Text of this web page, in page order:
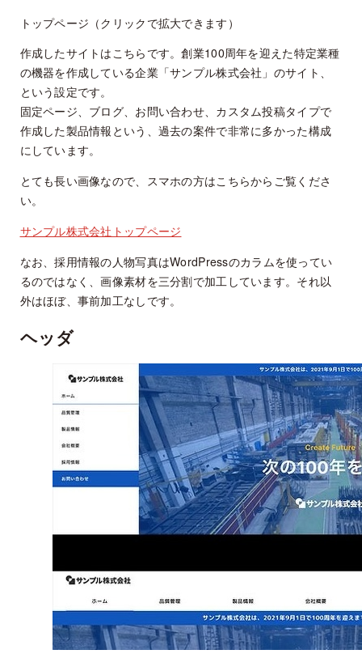
トップページ（クリックで拡大できます）
作成したサイトはこちらです。創業100周年を迎えた特定業種
の機器を作成している企業「サンプル株式会社」のサイト、
という設定です。
固定ページ、ブログ、お問い合わせ、カスタム投稿タイプで
作成した製品情報という、過去の案件で非常に多かった構成
にしています。
とても長い画像なので、スマホの方はこちらからご覧くださ
い。
サンプル株式会社トップページ
なお、採用情報の人物写真はWordPressのカラムを使ってい
るのではなく、画像素材を三分割で加工しています。それ以
外はほぼ、事前加工なしです。
ヘッダ